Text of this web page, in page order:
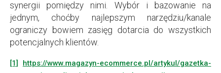
synergii pomiędzy nimi. Wybór i bazowanie na
jednym, choćby najlepszym narzędziu/kanale
ograniczy bowiem zasięg dotarcia do wszystkich
potencjalnych klientów.
[1]
https://www.magazyn-ecommerce.pl/artykul/gazetka-